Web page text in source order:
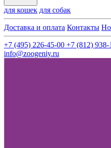
для кошек для собак
Доставка и оплата Контакты
+7 (495) 226-45-00 +7 (812) 938-
info@zoogeniy.ru